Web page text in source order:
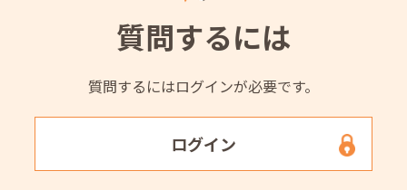
質問するには
質問するにはログインが必要です。
ログイン